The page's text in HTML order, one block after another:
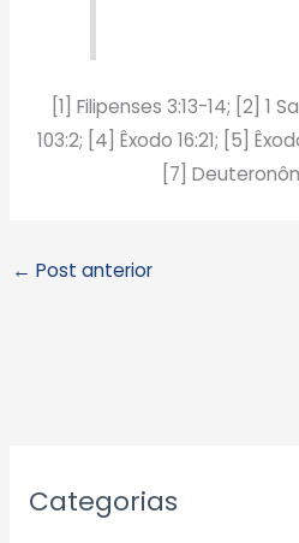
[1] Filipenses 3:13-14; [2] 1
103:2; [4] Êxodo 16:21; [5]
[7]
← Post anterior
Categorias
r